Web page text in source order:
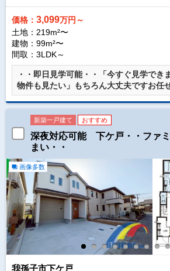
価格： 3,099万円～
土地：219m²〜
建物：99m²〜
間取：3LDK～
・・即日見学可能・・「今すぐ見学でき
物件も見たい」もちろん大丈夫ですお任
新築一戸建て おすすめ
深夜対応可能 下ケ戸・・ファ
まい・・
画像多数
我孫子市下ケ戸